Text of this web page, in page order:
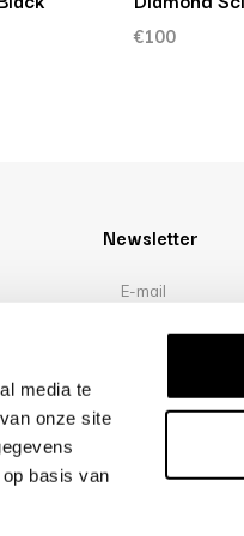
media te
onze site
basis van
€100
Newsletter
/10 -